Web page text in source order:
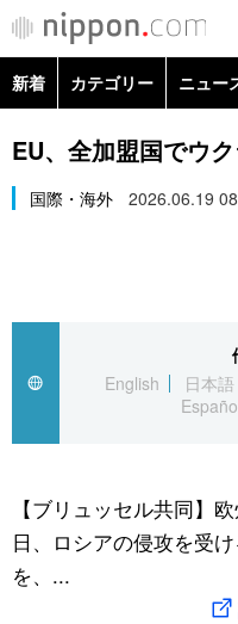
社会
文化
旅と暮らし
動画/Live
新着 カテゴリー ニュー
政治・外交
経済・ビジネス
社会
文化
科学・技術
暮らし
スポーツ・東京2020
EU、全加盟国でウ
国際・海外 2026.06.19
English
日本語
【ブリュッセル共同】
日、ロシアの侵攻を受
を、...